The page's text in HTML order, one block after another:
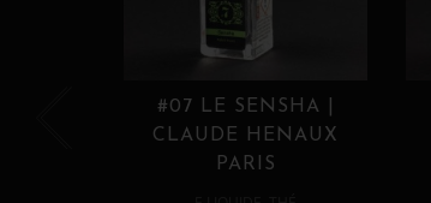
#07 LE SENSHA |
CLAUDE HENAUX
PARIS